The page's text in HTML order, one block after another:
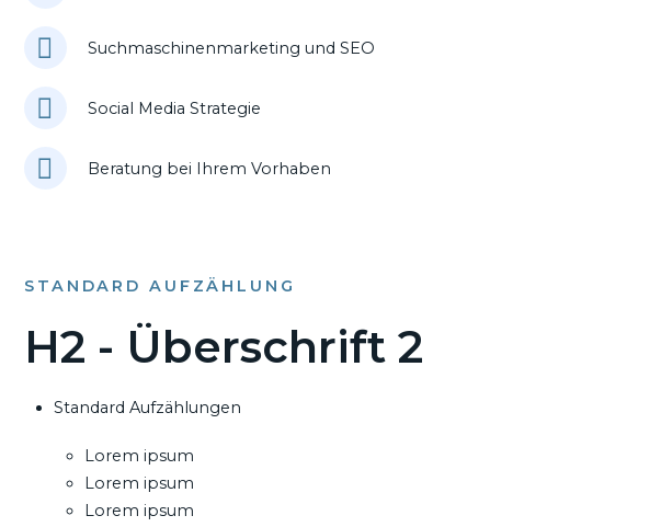
Suchmaschinenmarketing und SEO
Social Media Strategie
Beratung bei Ihrem Vorhaben
STANDARD AUFZÄHLUNG
H2 - Überschrift 2
Standard Aufzählungen
Lorem ipsum
Lorem ipsum
Lorem ipsum